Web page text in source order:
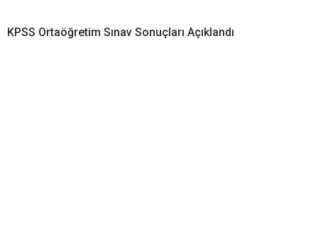
KPSS Ortaöğretim Sınav Sonuçları Açıklandı